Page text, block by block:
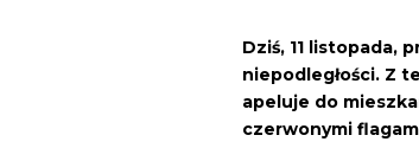
Dziś, 11 listopada,
niepodległości. Z
apeluje do
czerwonymi